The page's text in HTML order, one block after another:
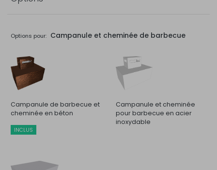
Options pour: Campanule et cheminée de barbecue
Campanule de barbecue et
cheminée en béton
INCLUS
Campanule et cheminée
pour barbecue en acier
inoxydable